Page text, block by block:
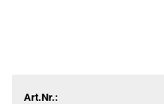
Art.Nr.: